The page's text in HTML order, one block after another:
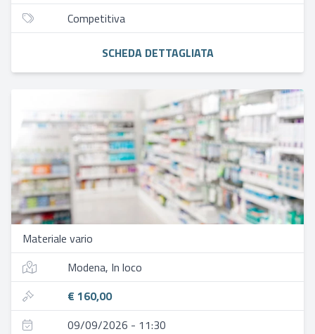
Competitiva
SCHEDA DETTAGLIATA
Materiale vario
Modena, In loco
€ 160,00
09/09/2026 - 11:30